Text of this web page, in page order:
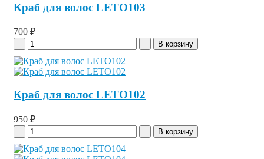
Краб для волос LETO103
700 ₽
Краб для волос LETO102
950 ₽